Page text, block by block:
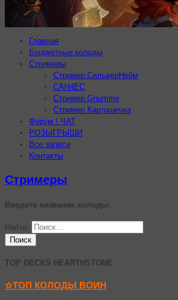
Главная
Бюджетные колоды
Стримеры
Стример СильверНейм
CAH4EC
Стример Gnumme
Стример Картошечка
Форум \ ЧАТ
РОЗЫГРЫШИ
Все записи
Контакты
Стримеры
Введите название колоды:
Найти:
TOP DECKS HEARTHSTONE
✫ТОП КОЛОДЫ ВОИН